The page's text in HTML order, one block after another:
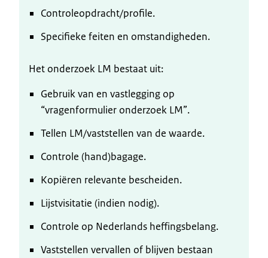
Controleopdracht/profile.
Specifieke feiten en omstandigheden.
Het onderzoek LM bestaat uit:
Gebruik van en vastlegging op
“vragenformulier onderzoek LM”.
Tellen LM/vaststellen van de waarde.
Controle (hand)bagage.
Kopiëren relevante bescheiden.
Lijstvisitatie (indien nodig).
Controle op Nederlands heffingsbelang.
Vaststellen vervallen of blijven bestaan